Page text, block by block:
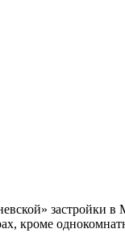
застройки
кроме